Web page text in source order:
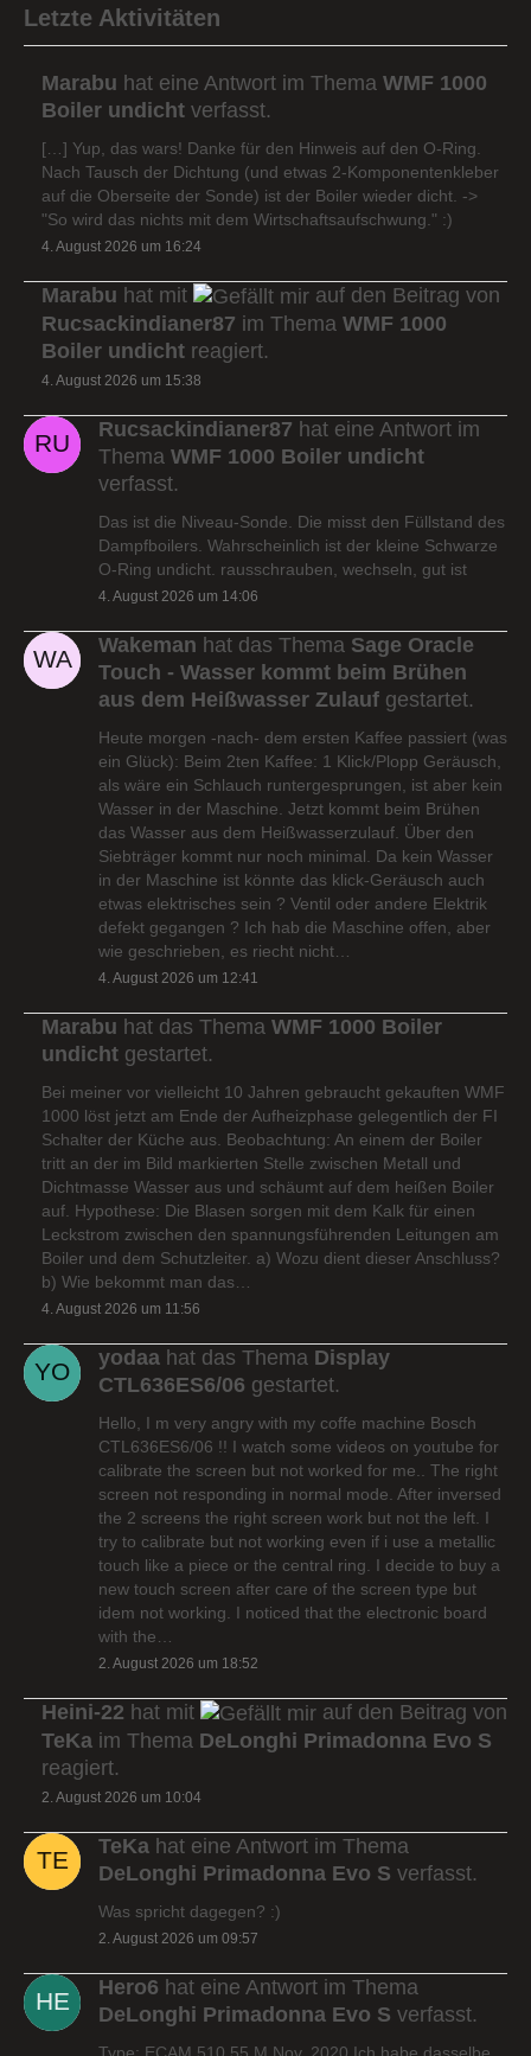
Letzte Aktivitäten
Marabu hat eine Antwort im Thema WMF 1000
Boiler undicht verfasst.
[…] Yup, das wars! Danke für den Hinweis auf den O-Ring.
Nach Tausch der Dichtung (und etwas 2-Komponentenkleber
auf die Oberseite der Sonde) ist der Boiler wieder dicht. ->
"So wird das nichts mit dem Wirtschaftsaufschwung." :)
4. August 2026 um 16:24
Marabu hat mit
auf den Beitrag von
Rucsackindianer87 im Thema WMF 1000
Boiler undicht reagiert.
4. August 2026 um 15:38
Rucsackindianer87 hat eine Antwort im
Thema WMF 1000 Boiler undicht
verfasst.
Das ist die Niveau-Sonde. Die misst den Füllstand des
Dampfboilers. Wahrscheinlich ist der kleine Schwarze
O-Ring undicht. rausschrauben, wechseln, gut ist
4. August 2026 um 14:06
Wakeman hat das Thema Sage Oracle
Touch - Wasser kommt beim Brühen
aus dem Heißwasser Zulauf gestartet.
Heute morgen -nach- dem ersten Kaffee passiert (was
ein Glück): Beim 2ten Kaffee: 1 Klick/Plopp Geräusch,
als wäre ein Schlauch runtergesprungen, ist aber kein
Wasser in der Maschine. Jetzt kommt beim Brühen
das Wasser aus dem Heißwasserzulauf. Über den
Siebträger kommt nur noch minimal. Da kein Wasser
in der Maschine ist könnte das klick-Geräusch auch
etwas elektrisches sein ? Ventil oder andere Elektrik
defekt gegangen ? Ich hab die Maschine offen, aber
wie geschrieben, es riecht nicht…
4. August 2026 um 12:41
Marabu hat das Thema WMF 1000 Boiler
undicht gestartet.
Bei meiner vor vielleicht 10 Jahren gebraucht gekauften WMF
1000 löst jetzt am Ende der Aufheizphase gelegentlich der FI
Schalter der Küche aus. Beobachtung: An einem der Boiler
tritt an der im Bild markierten Stelle zwischen Metall und
Dichtmasse Wasser aus und schäumt auf dem heißen Boiler
auf. Hypothese: Die Blasen sorgen mit dem Kalk für einen
Leckstrom zwischen den spannungsführenden Leitungen am
Boiler und dem Schutzleiter. a) Wozu dient dieser Anschluss?
b) Wie bekommt man das…
4. August 2026 um 11:56
yodaa hat das Thema Display
CTL636ES6/06 gestartet.
Hello, I m very angry with my coffe machine Bosch
CTL636ES6/06 !! I watch some videos on youtube for
calibrate the screen but not worked for me.. The right
screen not responding in normal mode. After inversed
the 2 screens the right screen work but not the left. I
try to calibrate but not working even if i use a metallic
touch like a piece or the central ring. I decide to buy a
new touch screen after care of the screen type but
idem not working. I noticed that the electronic board
with the…
2. August 2026 um 18:52
Heini-22 hat mit
auf den Beitrag von
TeKa im Thema DeLonghi Primadonna Evo S
reagiert.
2. August 2026 um 10:04
TeKa hat eine Antwort im Thema
DeLonghi Primadonna Evo S verfasst.
Was spricht dagegen? :)
2. August 2026 um 09:57
Hero6 hat eine Antwort im Thema
DeLonghi Primadonna Evo S verfasst.
Type: ECAM 510.55.M Nov. 2020 Ich habe dasselbe